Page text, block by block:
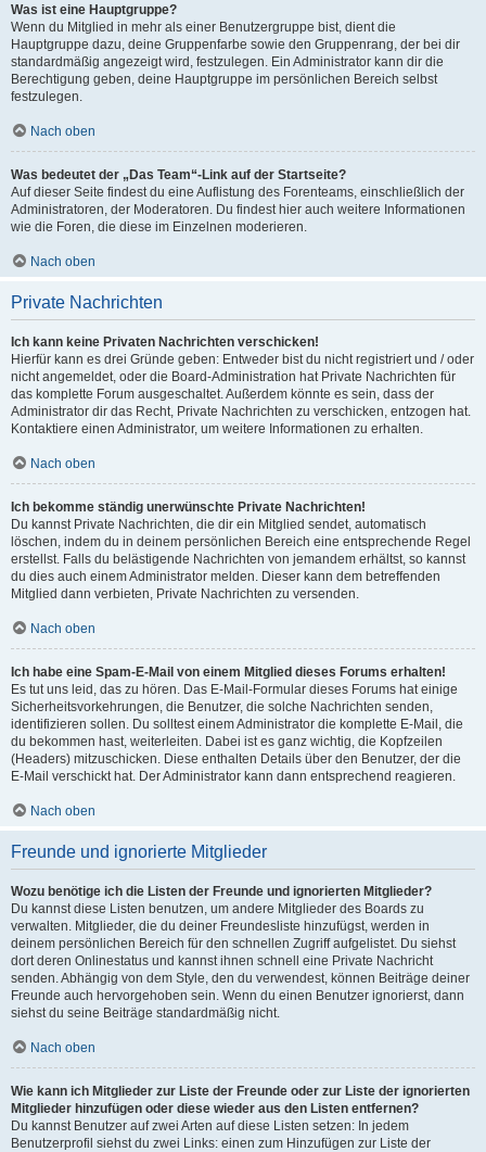
Was ist eine Hauptgruppe?
Wenn du Mitglied in mehr als einer Benutzergruppe bist, dient die
Hauptgruppe dazu, deine Gruppenfarbe sowie den Gruppenrang, der bei dir
standardmäßig angezeigt wird, festzulegen. Ein Administrator kann dir die
Berechtigung geben, deine Hauptgruppe im persönlichen Bereich selbst
festzulegen.
Nach oben
Was bedeutet der „Das Team“-Link auf der Startseite?
Auf dieser Seite findest du eine Auflistung des Forenteams, einschließlich der
Administratoren, der Moderatoren. Du findest hier auch weitere Informationen
wie die Foren, die diese im Einzelnen moderieren.
Nach oben
Private Nachrichten
Ich kann keine Privaten Nachrichten verschicken!
Hierfür kann es drei Gründe geben: Entweder bist du nicht registriert und / oder
nicht angemeldet, oder die Board-Administration hat Private Nachrichten für
das komplette Forum ausgeschaltet. Außerdem könnte es sein, dass der
Administrator dir das Recht, Private Nachrichten zu verschicken, entzogen hat.
Kontaktiere einen Administrator, um weitere Informationen zu erhalten.
Nach oben
Ich bekomme ständig unerwünschte Private Nachrichten!
Du kannst Private Nachrichten, die dir ein Mitglied sendet, automatisch
löschen, indem du in deinem persönlichen Bereich eine entsprechende Regel
erstellst. Falls du belästigende Nachrichten von jemandem erhältst, so kannst
du dies auch einem Administrator melden. Dieser kann dem betreffenden
Mitglied dann verbieten, Private Nachrichten zu versenden.
Nach oben
Ich habe eine Spam-E-Mail von einem Mitglied dieses Forums erhalten!
Es tut uns leid, das zu hören. Das E-Mail-Formular dieses Forums hat einige
Sicherheitsvorkehrungen, die Benutzer, die solche Nachrichten senden,
identifizieren sollen. Du solltest einem Administrator die komplette E-Mail, die
du bekommen hast, weiterleiten. Dabei ist es ganz wichtig, die Kopfzeilen
(Headers) mitzuschicken. Diese enthalten Details über den Benutzer, der die
E-Mail verschickt hat. Der Administrator kann dann entsprechend reagieren.
Nach oben
Freunde und ignorierte Mitglieder
Wozu benötige ich die Listen der Freunde und ignorierten Mitglieder?
Du kannst diese Listen benutzen, um andere Mitglieder des Boards zu
verwalten. Mitglieder, die du deiner Freundesliste hinzufügst, werden in
deinem persönlichen Bereich für den schnellen Zugriff aufgelistet. Du siehst
dort deren Onlinestatus und kannst ihnen schnell eine Private Nachricht
senden. Abhängig von dem Style, den du verwendest, können Beiträge deiner
Freunde auch hervorgehoben sein. Wenn du einen Benutzer ignorierst, dann
siehst du seine Beiträge standardmäßig nicht.
Nach oben
Wie kann ich Mitglieder zur Liste der Freunde oder zur Liste der ignorierten
Mitglieder hinzufügen oder diese wieder aus den Listen entfernen?
Du kannst Benutzer auf zwei Arten auf diese Listen setzen: In jedem
Benutzerprofil siehst du zwei Links: einen zum Hinzufügen zur Liste der